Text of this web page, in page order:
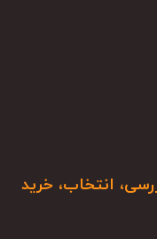
انتخاب، خرید